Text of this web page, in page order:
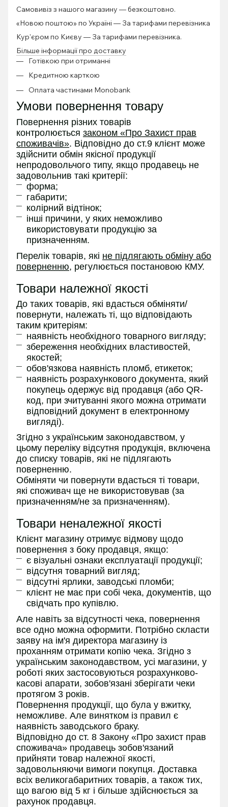
Самовивіз з нашого магазину — безкоштовно.
«Новою поштою» по Україні — За тарифами перевізника
Кур'єром по Києву — За тарифами перевізника.
Більше інформації про доставку
Готівкою при отриманні
Кредитною карткою
Оплата частинами Monobank
Умови повернення товару
Повернення різних товарів
контролюється законом «Про Захист прав
споживачів». Відповідно до ст.9 клієнт може
здійснити обмін якісної продукції
непродовольчого типу, якщо продавець не
задовольнив такі критерії:
форма;
габарити;
колірний відтінок;
інші причини, у яких неможливо
використовувати продукцію за
призначенням.
Перелік товарів, які не підлягають обміну або
поверненню, регулюється постановою КМУ.
Товари належної якості
До таких товарів, які вдасться обміняти/
повернути, належать ті, що відповідають
таким критеріям:
наявність необхідного товарного вигляду;
збереження необхідних властивостей,
якостей;
обов'язкова наявність пломб, етикеток;
наявність розрахункового документа, який
покупець одержує від продавця (або QR-
код, при зчитуванні якого можна отримати
відповідний документ в електронному
вигляді).
Згідно з українським законодавством, у
цьому переліку відсутня продукція, включена
до списку товарів, які не підлягають
поверненню.
Обміняти чи повернути вдасться ті товари,
які споживач ще не використовував (за
призначенням/не за призначенням).
Товари неналежної якості
Клієнт магазину отримує відмову щодо
повернення з боку продавця, якщо:
є візуальні ознаки експлуатації продукції;
відсутня товарний вигляд;
відсутні ярлики, заводські пломби;
клієнт не має при собі чека, документів, що
свідчать про купівлю.
Але навіть за відсутності чека, повернення
все одно можна оформити. Потрібно скласти
заяву на ім'я директора магазину із
проханням отримати копію чека. Згідно з
українським законодавством, усі магазини, у
роботі яких застосовуються розрахунково-
касові апарати, зобов'язані зберігати чеки
протягом 3 років.
Повернення продукції, що була у вжитку,
неможливе. Але винятком із правил є
наявність заводського браку.
Відповідно до ст. 8 Закону «Про захист прав
споживача» продавець зобов'язаний
прийняти товар належної якості,
задовольняючи вимоги покупця. Доставка
всіх великогабаритних товарів, а також тих,
що вагою від 5 кг і більше здійснюється за
рахунок продавця.